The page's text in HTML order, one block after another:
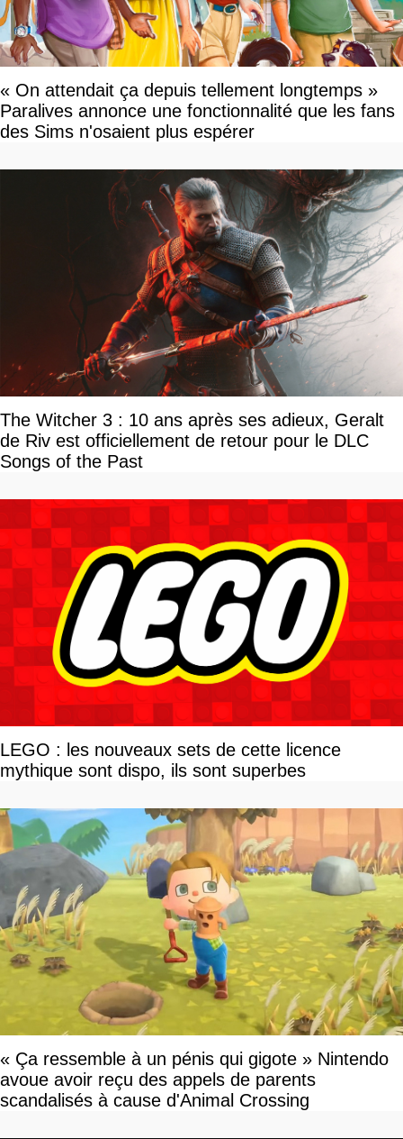
« On attendait ça depuis tellement longtemps »
Paralives annonce une fonctionnalité que les fans
des Sims n'osaient plus espérer
The Witcher 3 : 10 ans après ses adieux, Geralt
de Riv est officiellement de retour pour le DLC
Songs of the Past
LEGO : les nouveaux sets de cette licence
mythique sont dispo, ils sont superbes
« Ça ressemble à un pénis qui gigote » Nintendo
avoue avoir reçu des appels de parents
scandalisés à cause d'Animal Crossing